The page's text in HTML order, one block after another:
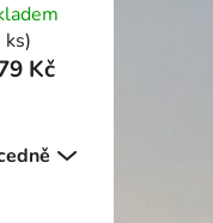
ks)
Kč